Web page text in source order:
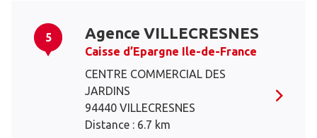
5 Agence VILLECRESNES
Caisse d’Epargne Ile-de-France
CENTRE COMMERCIAL DES
JARDINS
94440 VILLECRESNES
Distance : 6.7 km